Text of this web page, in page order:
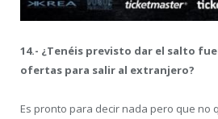
14.- ¿Tenéis previsto dar el salto
ofertas para salir al extranjero?
Es pronto para decir nada pero que no